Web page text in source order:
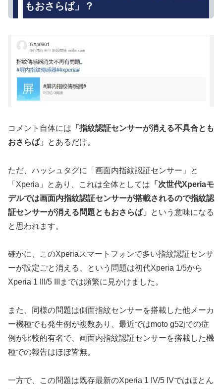
もおさらば」？
コメント自体には 「指紋認証センサーが消える不具合とも
おさらば」
とあるだけ。
ただ、ハッシュタグに「画面内指紋認証センサー」と
「Xperia」とあり、これは全体としては 「次世代Xperiaモ
デルでは画面内指紋認証センサーが搭載されるので指紋認
証センサーが消える問題ともおさらば」
という意味になる
と思われます。
確かに、このXperiaスマートフォンで多い指紋認証センサ
ーが設定ごと消える、という問題は初代Xperia 1/5から
Xperia 1 III/5 IIIまでは頻繁に見かけました。
また、同様の問題は側面指紋センサーを搭載した他メーカ
ー機種でも発生例が複数あり、最近ではmoto g52jでの症
例が比較的有名で、画面内指紋認証センサーを搭載した機
種での報告はほぼ皆無。
一方で、この問題は既存最新のXperia 1 IV/5 IVではほとん